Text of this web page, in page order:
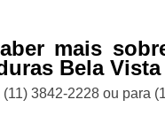
mais
Bela Vista
(11) 3842-2228 ou para